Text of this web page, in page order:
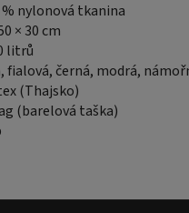
nylonová tkanina
× 30 cm
litrů
fialová, černá, modrá,
(Thajsko)
(barelová taška)